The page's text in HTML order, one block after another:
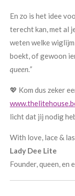
En zo is het idee
terecht kan, met al
weten welke
boekt, of gewoon
queen.”
💖 Kom dus zeker
licht dat jij nodig
With love, lace &
Lady Dee Lite
Founder, queen, en